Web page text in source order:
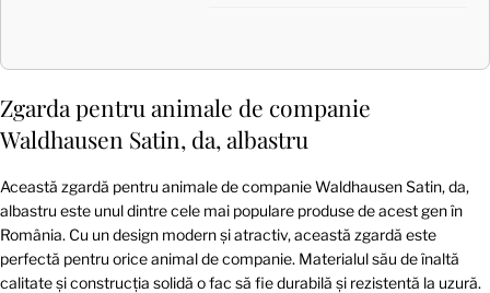
Zgarda pentru animale de companie
Waldhausen Satin, da, albastru
Această zgardă pentru animale de companie Waldhausen Satin, da,
albastru este unul dintre cele mai populare produse de acest gen în
România. Cu un design modern și atractiv, această zgardă este
perfectă pentru orice animal de companie. Materialul său de înaltă
calitate și construcția solidă o fac să fie durabilă și rezistentă la uzură.